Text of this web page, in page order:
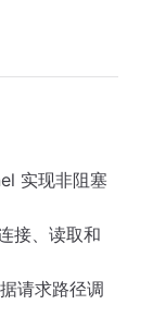
实现非阻塞
接、读取和
请求路径调